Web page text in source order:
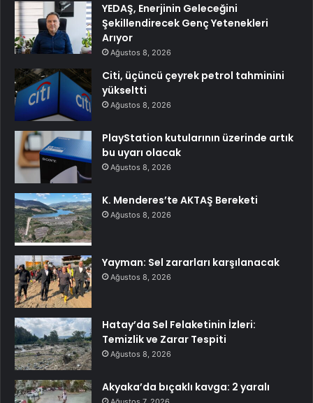
YEDAŞ, Enerjinin Geleceğini
Şekillendirecek Genç Yetenekleri
Arıyor
Ağustos 8, 2026
Citi, üçüncü çeyrek petrol tahminini
yükseltti
Ağustos 8, 2026
PlayStation kutularının üzerinde artık
bu uyarı olacak
Ağustos 8, 2026
K. Menderes’te AKTAŞ Bereketi
Ağustos 8, 2026
Yayman: Sel zararları karşılanacak
Ağustos 8, 2026
Hatay’da Sel Felaketinin İzleri:
Temizlik ve Zarar Tespiti
Ağustos 8, 2026
Akyaka’da bıçaklı kavga: 2 yaralı